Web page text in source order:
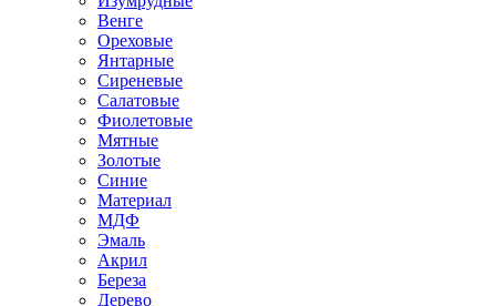
Венге
Ореховые
Янтарные
Сиреневые
Салатовые
Фиолетовые
Мятные
Золотые
Синие
Материал
МДФ
Эмаль
Акрил
Береза
Дерево